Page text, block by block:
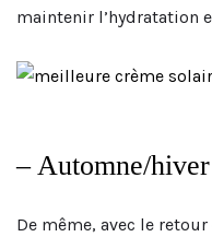
maintenir l’hydratation
– Automne/hiver
De même, avec le